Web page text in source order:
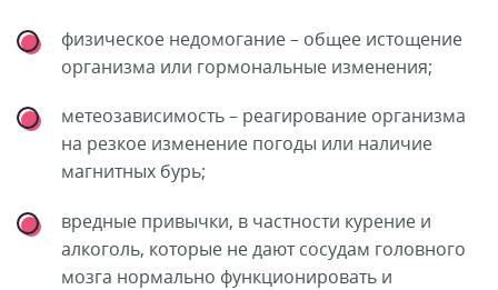
физическое недомогание – общее истощение
организма или гормональные изменения;
метеозависимость – реагирование организма
на резкое изменение погоды или наличие
магнитных бурь;
вредные привычки, в частности курение и
алкоголь, которые не дают сосудам головного
мозга нормально функционировать и